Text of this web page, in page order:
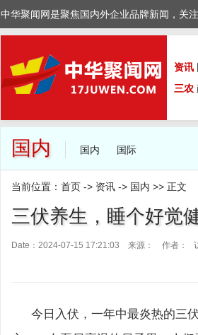
中华聚闻网是聚焦国内外企业品牌新闻，关
资讯
三农
国内 国内 国际
当前位置： 首页 -> 资讯 -> 国内 >> 正文
三伏养生，睡个好觉
Date：2024-07-15 17:21:03 来源： 作者：
今日入伏，一年中最炎热的三